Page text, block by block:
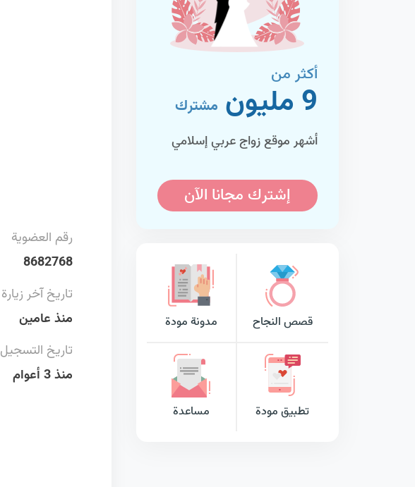
أكثر من
9 مليون مشترك
أشهر موقع زواج عربي إسلامي
إشترك مجانا الآن
قصص النجاح مدونة مودة
تطبيق مودة مساعدة
رقم العضوية
8682768
تاريخ آخر زيارة
منذ عامين
تاريخ التسجيل
منذ 3 أعوام